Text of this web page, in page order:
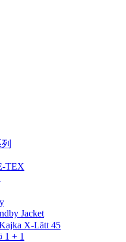
TEX
Jacket
X-Lätt 45
1 + 1